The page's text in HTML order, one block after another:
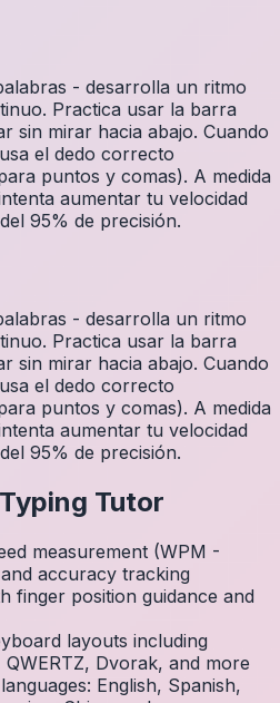
- desarrolla un ritmo
Practica usar la barra
sin mirar hacia abajo. Cuando
el dedo correcto
puntos y comas). A medida
aumentar tu velocidad
95% de precisión.
- desarrolla un ritmo
Practica usar la barra
sin mirar hacia abajo. Cuando
el dedo correcto
puntos y comas). A medida
aumentar tu velocidad
95% de precisión.
Tutor
measurement (WPM -
accuracy tracking
finger position guidance and
layouts including
QWERTZ, Dvorak, and more
English, Spanish,